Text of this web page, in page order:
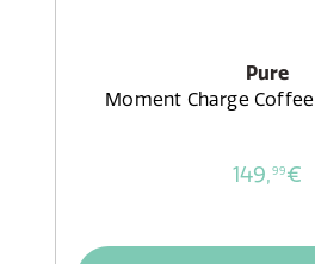
Pure
Moment Charge
149,99€